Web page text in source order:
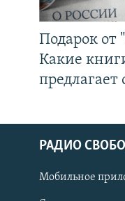
СОЦИАЛЬНЫЕ СЕТИ
Подарок от
Какие
предлагает
РАДИО
Мобильное